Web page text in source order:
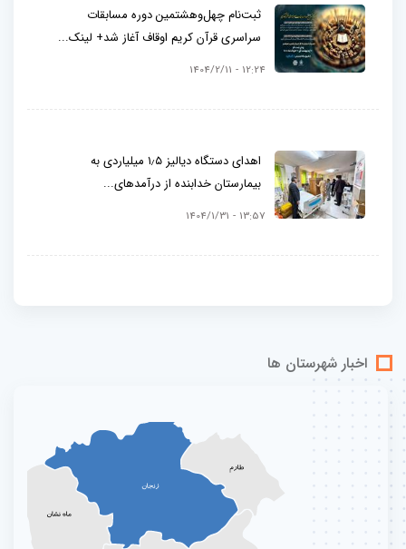
ثبت‌نام چهل‌وهشتمین دوره مسابقات
سراسری قرآن کریم اوقاف آغاز شد+ لینک...
12:24 - 1404/2/11
اهدای دستگاه دیالیز ۱٫۵ میلیاردی به
بیمارستان خدابنده از درآمدهای...
13:57 - 1404/1/31
اخبار شهرستان ها